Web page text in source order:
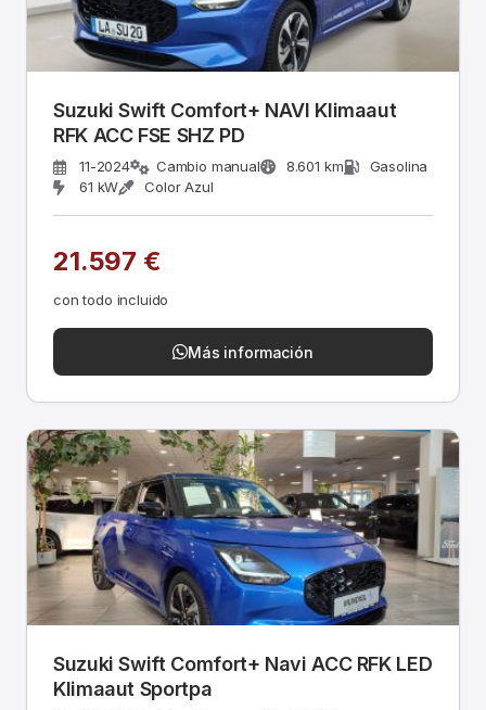
Suzuki Swift Comfort+ NAVI Klimaaut
RFK ACC FSE SHZ PD
11-2024 Cambio manual 8.601 km
Gasolina
61 kW
Color Azul
21.597 €
con todo incluido
Más información
Suzuki Swift Comfort+ Navi ACC RFK LED
Klimaaut Sportpa